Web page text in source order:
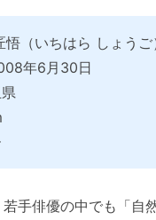
（いちはら しょうご
年6月30日
手俳優の中でも「自